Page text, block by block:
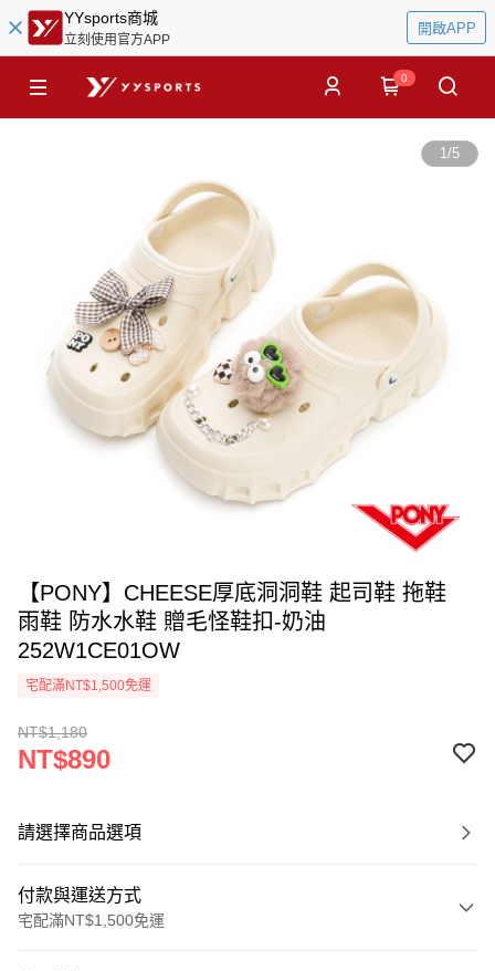
YYsports商城
立刻使用官方APP
開啟APP
0
1/5
【PONY】CHEESE厚底洞洞鞋 起司鞋 拖鞋
雨鞋 防水水鞋 贈毛怪鞋扣-奶油
252W1CE01OW
宅配滿NT$1,500免運
NT$1,180
NT$890
請選擇商品選項
付款與運送方式
宅配滿NT$1,500免運